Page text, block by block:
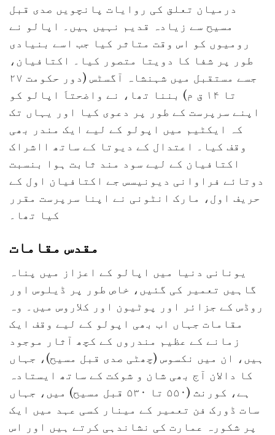
درمیان تعلق کی روایات پانچویں صدی قبل
مسیح سے زیادہ قدیم نہیں ہیں۔ اپالو نے
رومیوں کو اس وقت متاثر کیا جب اسے بنیادی
طور پر شفا کا دویتا متصور کیا۔ اکتافیان،
جسے مستقبل میں شہنشاہ آگسٹس (دور حکومت ۲۷
تا ۱۴ ق م) بننا تھا، نے واضحتاَ اپالو کو
اپنے سرپرست کے طور پر دعوی کیا اور یہاں تک
کہ ایکٹیم میں اپولو کے لیے ایک مندر بھی
وقف کیا۔ اعتدال کے دیوتا کے ساتھ ااشراک
اکتافیان کے لیے سود مند ثابت ہوا بنسبت
دوتائے فراوانی دیونیسس جے اکتافیان اول کے
حریف اول، مارک انٹونی نے اپنا سرپرست مقرر
کیا تھا۔
مقدس مقامات
یونانی دنیا میں اپالو کے اعزاز میں پناہ
گاہیں تعمیر کی گئیں، خاص طور پر ڈیلوس اور
روڈس کے جزائر اور پوٹیون اور کلاروس میں۔ وہ
مقامات جہاں اب بھی اپولو کے لیے وقف ایک
زمانے کے عظیم مندروں کے کچھ آثار موجود
ہیں، ان میں نکسوس (چھٹی صدی قبل مسیح)، جہاں
کا دالان آج بھی شان و شوکت کے ساتھ ایستادہ
ہے، کورنث (۵۵۰ تا ۵۳۰ قبل مسیح) میں، جہاں
سات ڈورک فن تعمیر کے مینار کسی عہد میں ایک
پر شکورہ عمارت کی نشاندہی کرتے ہیں اور اس